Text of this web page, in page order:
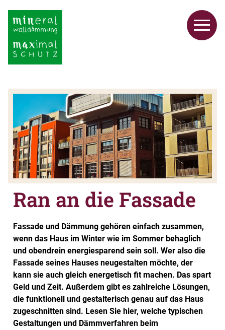
Ran an die Fassade
Fassade und Dämmung gehören einfach zusammen,
wenn das Haus im Winter wie im Sommer behaglich
und obendrein energiesparend sein soll. Wer also die
Fassade seines Hauses neugestalten möchte, der
kann sie auch gleich energetisch fit machen. Das spart
Geld und Zeit. Außerdem gibt es zahlreiche Lösungen,
die funktionell und gestalterisch genau auf das Haus
zugeschnitten sind. Lesen Sie hier, welche typischen
Gestaltungen und Dämmverfahren beim